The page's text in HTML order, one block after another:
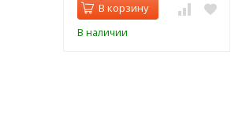
В корзину
В наличии